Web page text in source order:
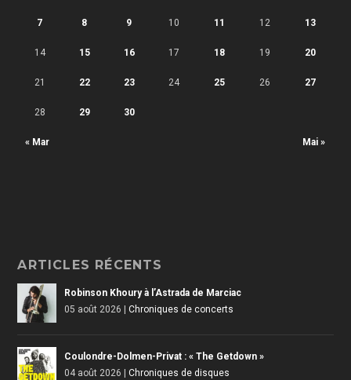
« Mar Mai »
7 8 9 10 11 12 13
14 15 16 17 18 19 20
21 22 23 24 25 26 27
28 29 30
ARTICLES RÉCENTS
Robinson Khoury à l’Astrada de Marciac
05 août 2026
|Chroniques de concerts
Coulondre-Dolmen-Privat : « The Getdown »
04 août 2026
|Chroniques de disques